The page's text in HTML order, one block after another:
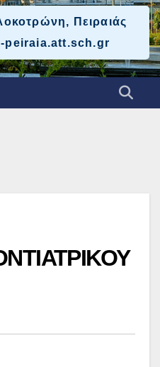
Πειραιάς
peiraia.att.sch.gr